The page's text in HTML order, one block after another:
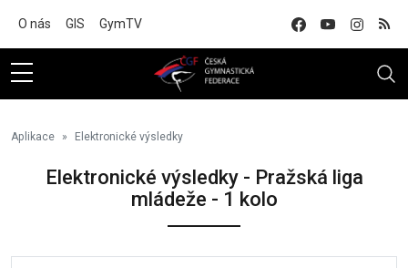
O nás GIS GymTV
Aplikace Elektronické výsledky
Elektronické výsledky - Pražská liga
mládeže - 1 kolo